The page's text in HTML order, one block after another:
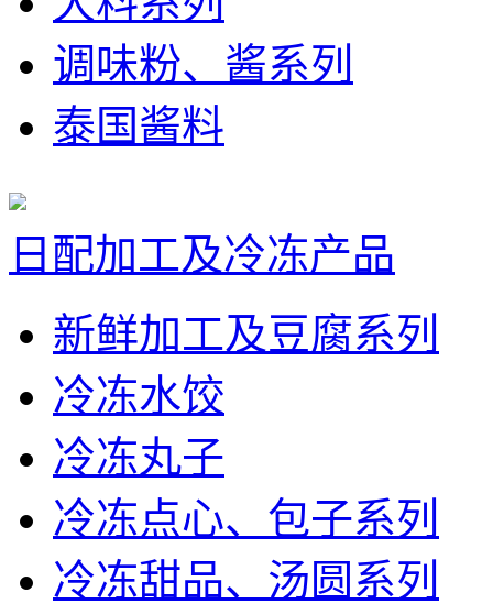
调味粉、酱系列
泰国酱料
日配加工及冷冻产品
新鲜加工及豆腐系列
冷冻水饺
冷冻丸子
冷冻点心、包子系列
冷冻甜品、汤圆系列